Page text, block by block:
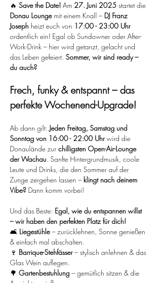
🔥 Save the Date! Am 27. Juni 2025 startet die
Donau Lounge mit einem Knall – DJ Franz
Joseph heizt euch von 17:00 - 23:00 Uhr
ordentlich ein! Egal ob Sundowner oder After-
Work-Drink – hier wird getanzt, gelacht und
das Leben gefeiert. Sommer, wir sind ready –
du auch?
Frech, funky & entspannt – das
perfekte Wochenend-Upgrade!
Ab dann gilt: Jeden Freitag, Samstag und
Sonntag von 16:00 - 22:00 Uhr wird die
Donaulände zur chilligsten Open-Air-Lounge
der Wachau. Sanfte Hintergrundmusik, coole
Leute und Drinks, die den Sommer auf der
Zunge zergehen lassen – klingt nach deinem
Vibe? Dann komm vorbei!
Und das Beste: Egal, wie du entspannen willst
– wir haben den perfekten Platz für dich!
🛋️ Liegestühle – zurücklehnen, Sonne genießen
& einfach mal abschalten.
🍷 Barrique-Stehfässer – stylisch anlehnen & das
Glas Wein auflegen.
🌳 Gartenbestuhlung – gemütlich sitzen & die